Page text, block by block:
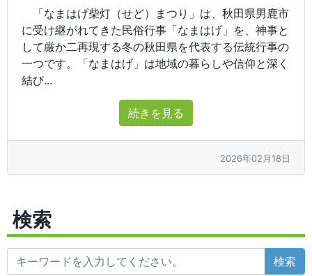
「なまはげ柴灯（せど）まつり」は、秋田県男鹿市
に受け継がれてきた民俗行事「なまはげ」を、神事と
して厳か二再現する冬の秋田県を代表する伝統行事の
一つです。「なまはげ」は地域の暮らしや信仰と深く
結び...
続きを見る
2026年02月18日
検索
検索